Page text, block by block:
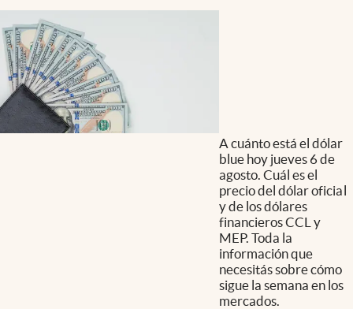
A cuánto está el dólar
blue hoy jueves 6 de
agosto. Cuál es el
precio del dólar oficial
y de los dólares
financieros CCL y
MEP. Toda la
información que
necesitás sobre cómo
sigue la semana en los
mercados.